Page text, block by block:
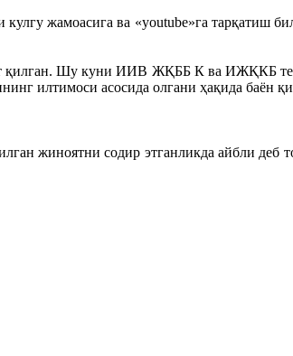
жамоасига ва «youtube»га тарқатиш
қилган. Шу куни ИИВ ЖҚББ К ва ИЖҚКБ
илтимоси асосида олгани ҳақида баён
жиноятни содир этганликда айбли